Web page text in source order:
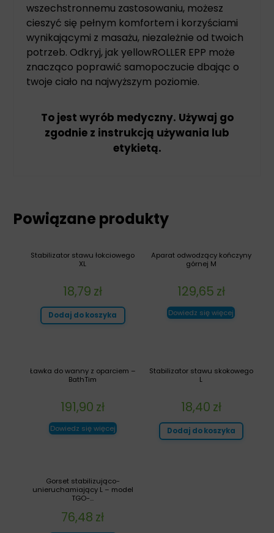
wszechstronnemu zastosowaniu, możesz
cieszyć się pełnym komfortem i korzyściami
wynikającymi z masażu, niezależnie od twoich
potrzeb. Odkryj, jak yellowROLLER EPP może
znacząco poprawić samopoczucie dbając o
twoje ciało na najwyższym poziomie.
To jest wyrób medyczny. Używaj go
zgodnie z instrukcją używania lub
etykietą.
Powiązane produkty
Aparat odwodzący kończyny
górnej M
129,65 zł
Dowiedz się więcej
Stabilizator stawu łokciowego
XL
18,79 zł
Dodaj do koszyka
Stabilizator stawu skokowego
L
18,40 zł
Dodaj do koszyka
Ławka do wanny z oparciem –
BathTim
191,90 zł
Dowiedz się więcej
Gorset stabilizująco-
unieruchamiający L – model
TGO-...
76,48 zł